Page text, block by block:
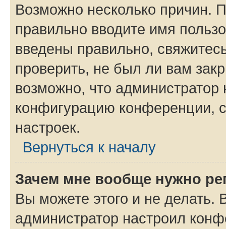
Возможно несколько причин.
правильно вводите имя
введены правильно,
проверить, не был ли вам
возможно, что администратор
конфигурацию конференции,
настроек.
Вернуться к началу
Зачем мне вообще нужно
Вы можете этого и не делать.
администратор настроил